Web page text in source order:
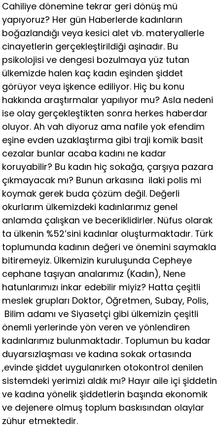
Cahiliye dönemine tekrar geri dönüş mü
yapıyoruz? Her gün Haberlerde kadınların
boğazlandığı veya kesici alet vb. materyallerle
cinayetlerin gerçekleştirildiği aşinadır. Bu
psikolojisi ve dengesi bozulmaya yüz tutan
ülkemizde halen kaç kadın eşinden şiddet
görüyor veya işkence ediliyor. Hiç bu konu
hakkında araştırmalar yapılıyor mu? Asla nedeni
ise olay gerçekleştikten sonra herkes haberdar
oluyor. Ah vah diyoruz ama nafile yok efendim
eşine evden uzaklaştırma gibi traji komik basit
cezalar bunlar acaba kadını ne kadar
koruyabilir? Bu kadın hiç sokağa, çarşıya pazara
çıkmayacak mı? Bunun arkasına ilaki polis mi
koymak gerek buda çözüm değil. Değerli
okurlarım ülkemizdeki kadınlarımız genel
anlamda çalışkan ve beceriklidirler. Nüfus olarak
ta ülkenin %52’sini kadınlar oluşturmaktadır. Türk
toplumunda kadının değeri ve önemini saymakla
bitiremeyiz. Ülkemizin kuruluşunda Cepheye
cephane taşıyan analarımız (Kadın), Nene
hatunlarımızı inkar edebilir miyiz? Hatta çeşitli
meslek grupları Doktor, Öğretmen, Subay, Polis,
Bilim adamı ve Siyasetçi gibi ülkemizin çeşitli
önemli yerlerinde yön veren ve yönlendiren
kadınlarımız bulunmaktadır. Toplumun bu kadar
duyarsızlaşması ve kadına sokak ortasında
,evinde şiddet uygulanırken otokontrol denilen
sistemdeki yerimizi aldık mı? Hayır aile içi şiddetin
ve kadına yönelik şiddetlerin başında ekonomik
ve dejenere olmuş toplum baskısından olaylar
zühur etmektedir.